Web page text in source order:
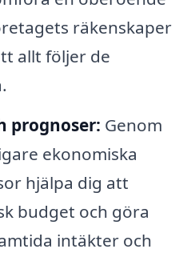
räkenskaper
allt följer de
prognoser: Genom
ekonomiska
hjälpa dig att
budget och göra
intäkter och